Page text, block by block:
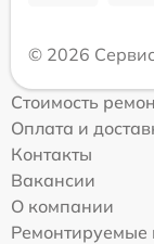
© 2026
Стоимость
Оплата и
Контакты
Вакансии
О компании
Ремонтируемые